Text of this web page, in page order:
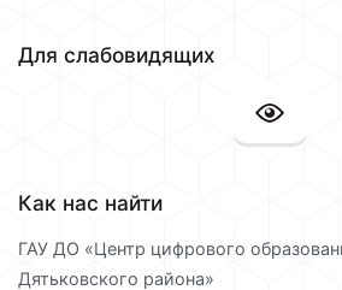
Для слабовидящих
Как нас найти
ГАУ ДО «Центр цифрового
Дятьковского района»